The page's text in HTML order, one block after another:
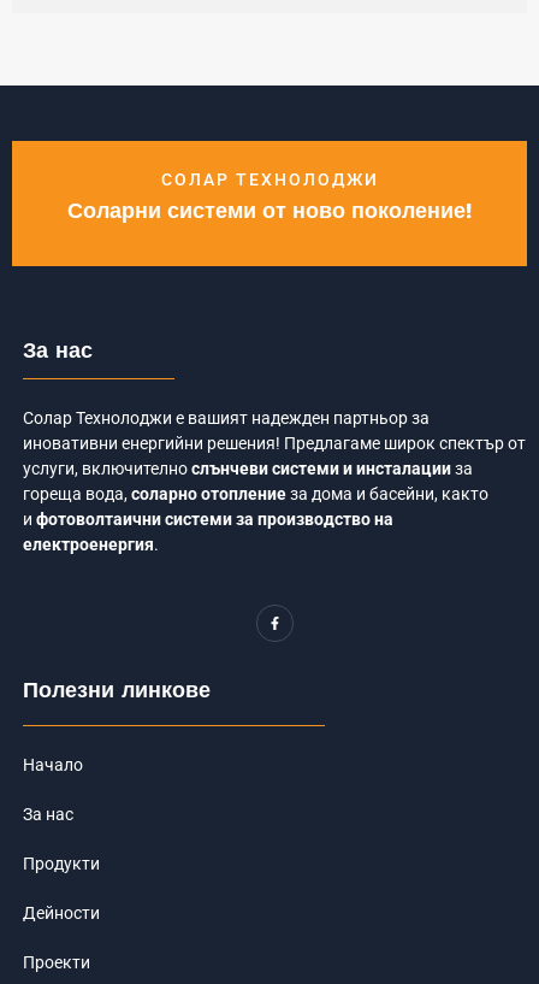
СОЛАР ТЕХНОЛОДЖИ
Соларни системи от ново поколение!
За нас
Солар Технолоджи е вашият надежден партньор за
иновативни енергийни решения! Предлагаме широк спектър от
услуги, включителнослънчеви системи и инсталацииза
гореща вода,соларно отоплениеза дома и басейни, както
и фотоволтаични системи за производство на
електроенергия.
F
a
c
f
Полезни линкове
Начало
За нас
Продукти
Дейности
Проекти